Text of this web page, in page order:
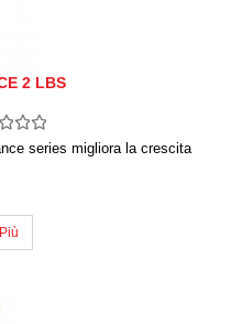
2 LBS
series migliora la crescita
Più